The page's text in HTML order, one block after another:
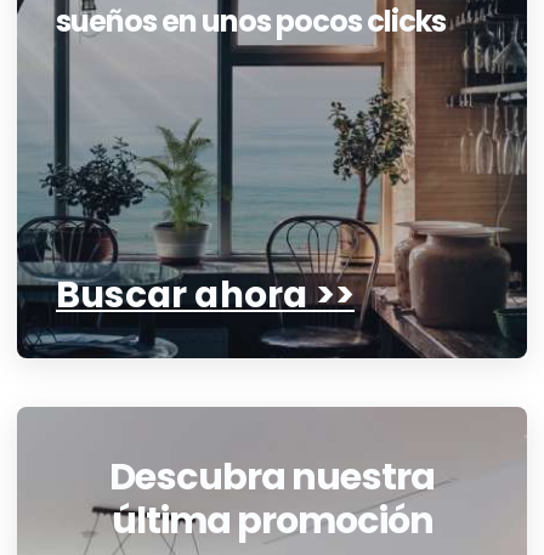
sueños en unos pocos clicks
Buscar ahora >>
Descubra nuestra
última promoción